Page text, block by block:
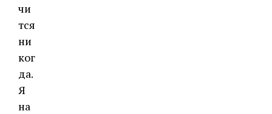
чи
тся
ни
ког
да.
Я
на